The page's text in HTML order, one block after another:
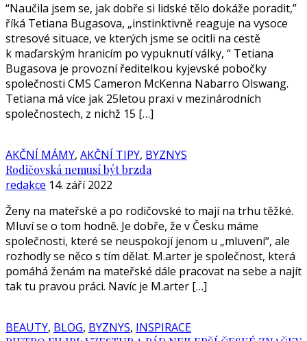
“Naučila jsem se, jak dobře si lidské tělo dokáže poradit,”
říká Tetiana Bugasova, „instinktivně reaguje na vysoce
stresové situace, ve kterých jsme se ocitli na cestě
k maďarským hranicím po vypuknutí války, “ Tetiana
Bugasova je provozní ředitelkou kyjevské pobočky
společnosti CMS Cameron McKenna Nabarro Olswang.
Tetiana má více jak 25letou praxi v mezinárodních
společnostech, z nichž 15 […]
AKČNÍ MÁMY, AKČNÍ TIPY, BYZNYS
Rodičovská nemusí být brzda
redakce 14. září 2022
Ženy na mateřské a po rodičovské to mají na trhu těžké.
Mluví se o tom hodně. Je dobře, že v Česku máme
společnosti, které se neuspokojí jenom u „mluvení“, ale
rozhodly se něco s tím dělat. M.arter je společnost, která
pomáhá ženám na mateřské dále pracovat na sebe a najít
tak tu pravou práci. Navíc je M.arter […]
BEAUTY, BLOG, BYZNYS, INSPIRACE